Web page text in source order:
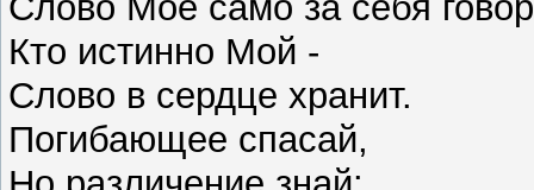
Кто истинно Мой -
Слово в сердце хранит.
Погибающее спасай,